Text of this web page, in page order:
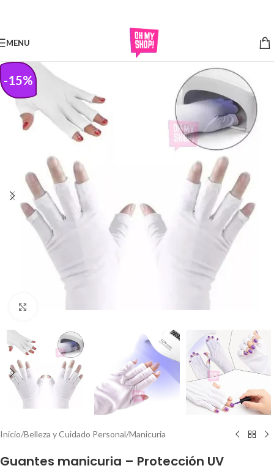
MENU
-15%
Inicio/Belleza y Cuidado Personal/Manicuria
Guantes manicuria – Protección UV